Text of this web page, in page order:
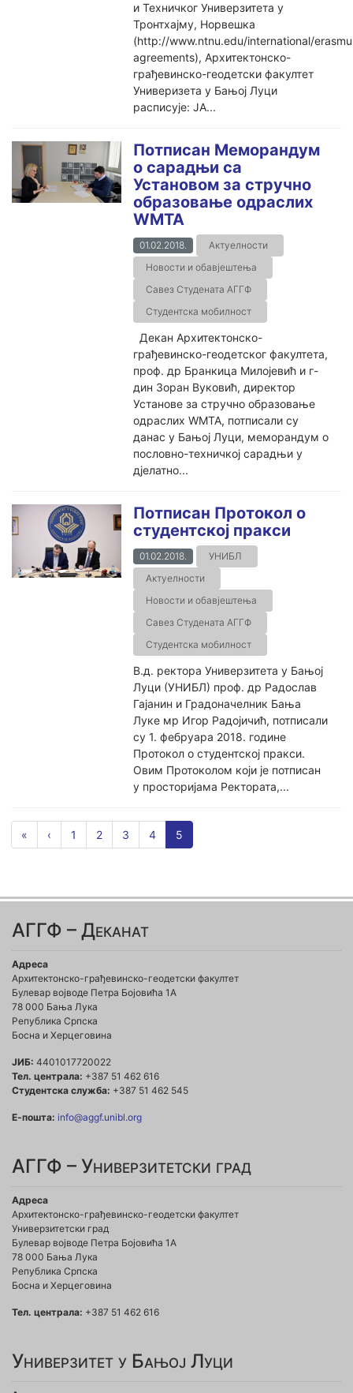
и Техничког Универзитета у
Тронтхајму, Норвешка
(http://www.ntnu.edu/international/
agreements), Архитектонско-
грађевинско-геодетски факултет
Универизета у Бањој Луци
расписује: ЈА...
Потписан Меморандум
о сарадњи са
Установом за стручно
образовање одраслих
WМТА
01.02.2018.
Актуелности
Новости и обавјештења
Савез Студената АГГФ
Студентска мобилност
Декан Архитектонско-
грађевинско-геодетског факултета,
проф. др Бранкица Милојевић и г-
дин Зоран Вуковић, директор
Установе за стручно образовање
одраслих WМТА, потписали су
данас у Бањој Луци, меморандум о
пословно-техничкој сарадњи у
дјелатно...
Потписан Протокол о
студентској пракси
01.02.2018.
УНИБЛ
Актуелности
Новости и обавјештења
Савез Студената АГГФ
Студентска мобилност
В.д. ректора Универзитета у Бањој
Луци (УНИБЛ) проф. др Радослав
Гајанин и Градоначелник Бања
Луке мр Игор Радојичић, потписали
су 1. фебруара 2018. године
Протокол о студентској пракси.
Овим Протоколом који је потписан
у просторијама Ректората,...
« ‹ 1 2 3 4 5
АГГФ – Деканат
Адреса
Архитектонско-грађевинско-геодетски факултет
Булевар војводе Петра Бојовића 1A
78 000 Бања Лука
Република Српска
Босна и Херцеговина
ЈИБ: 4401017720022
Тел. централа: +387 51 462 616
Студентска служба: +387 51 462 545
Е-пошта: info@aggf.unibl.org
АГГФ – Универзитетски град
Адреса
Архитектонско-грађевинско-геодетски факултет
Универзитетски град
Булевар војводе Петра Бојовића 1A
78 000 Бања Лука
Република Српска
Босна и Херцеговина
Тел. централа: +387 51 462 616
Универзитет у Бањој Луци